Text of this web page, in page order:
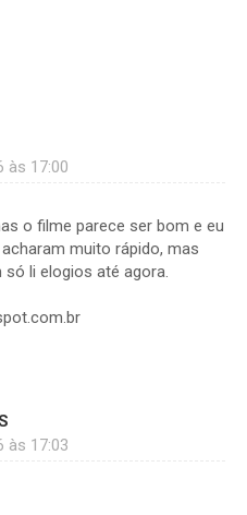
às 17:00
o filme parece ser bom e eu
muito rápido, mas
li elogios até agora.
às 17:03